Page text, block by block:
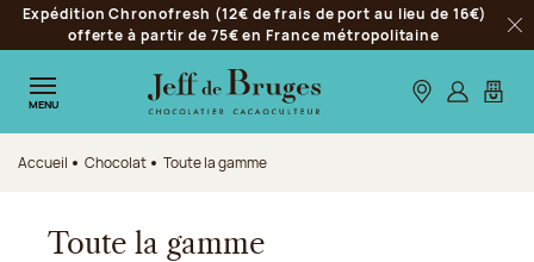
Aller à la navigation
Aller au contenu principal
Aller au pied de page
Expédition Chronofresh (12€ de frais de port au lieu de 16€)
offerte à partir de 75€ en France métropolitaine
MENU Nos boutiques
S’identifier
Mon
Accueil Chocolat Toute la gamme
Toute la gamme